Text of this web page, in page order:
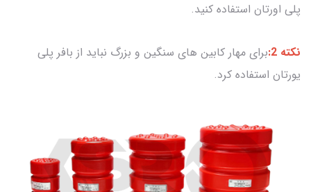
پلی اورتان استفاده کنید.
نکته 2:
برای مهار کابین های سنگین و بزرگ نباید از بافر پلی
یورتان استفاده کرد.